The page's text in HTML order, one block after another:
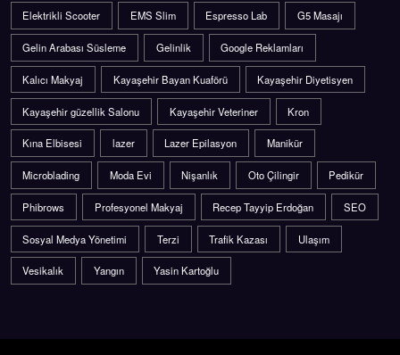
Elektrikli Scooter EMS Slim Espresso Lab G5 Masajı
Gelin Arabası Süsleme Gelinlik Google Reklamları
Kalıcı Makyaj Kayaşehir Bayan Kuaförü Kayaşehir Diyetisyen
Kayaşehir güzellik Salonu Kayaşehir Veteriner Kron
Kına Elbisesi lazer Lazer Epilasyon Manikür
Microblading Moda Evi Nişanlık Oto Çilingir Pedikür
Phibrows Profesyonel Makyaj Recep Tayyip Erdoğan SEO
Sosyal Medya Yönetimi Terzi Trafik Kazası Ulaşım
Vesikalık Yangın Yasin Kartoğlu